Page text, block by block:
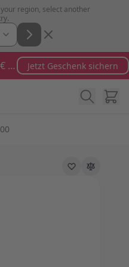
region, select another
Gratis UM 3.0 Mikrofon ab 100€ Bestellwert Jetzt Geschenk sichern